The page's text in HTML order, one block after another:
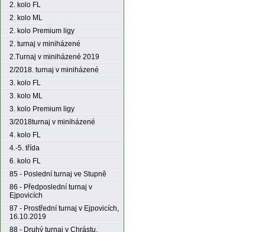
2. kolo FL
2. kolo ML
2. kolo Premium ligy
2. turnaj v miniházené
2.Turnaj v miniházené 2019
2/2018. turnaj v miniházené
3. kolo FL
3. kolo ML
3. kolo Premium ligy
3/2018turnaj v miniházené
4. kolo FL
4.-5. třída
6. kolo FL
85 - Poslední turnaj ve Stupně
86 - Předposlední turnaj v
Ejpovicích
87 - Prostřední turnaj v Ejpovicích,
16.10.2019
88 - Druhý turnaj v Chrástu,